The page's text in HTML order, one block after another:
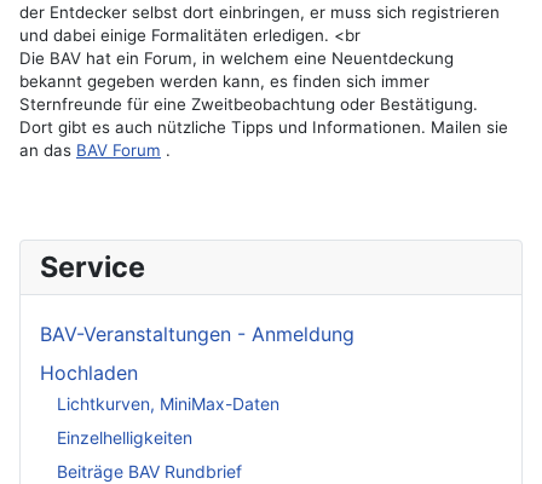
der Entdecker selbst dort einbringen, er muss sich registrieren
und dabei einige Formalitäten erledigen. <br
Die BAV hat ein Forum, in welchem eine Neuentdeckung
bekannt gegeben werden kann, es finden sich immer
Sternfreunde für eine Zweitbeobachtung oder Bestätigung.
Dort gibt es auch nützliche Tipps und Informationen. Mailen sie
an das BAV Forum .
Service
BAV-Veranstaltungen - Anmeldung
Hochladen
Lichtkurven, MiniMax-Daten
Einzelhelligkeiten
Beiträge BAV Rundbrief